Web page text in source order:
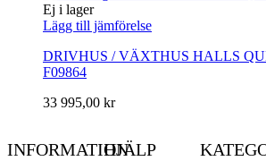
Ej i lager
Lägg till jämförelse
DRIVHUS / VÄXTHUS HALLS
F09864
33 995,00 kr
INFORMATIONHJÄLP